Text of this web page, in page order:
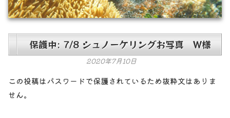
保護中: 7/8 シュノーケリングお写真 W様
2020年7月10日
この投稿はパスワードで保護されているため抜粋文はありま
せん。